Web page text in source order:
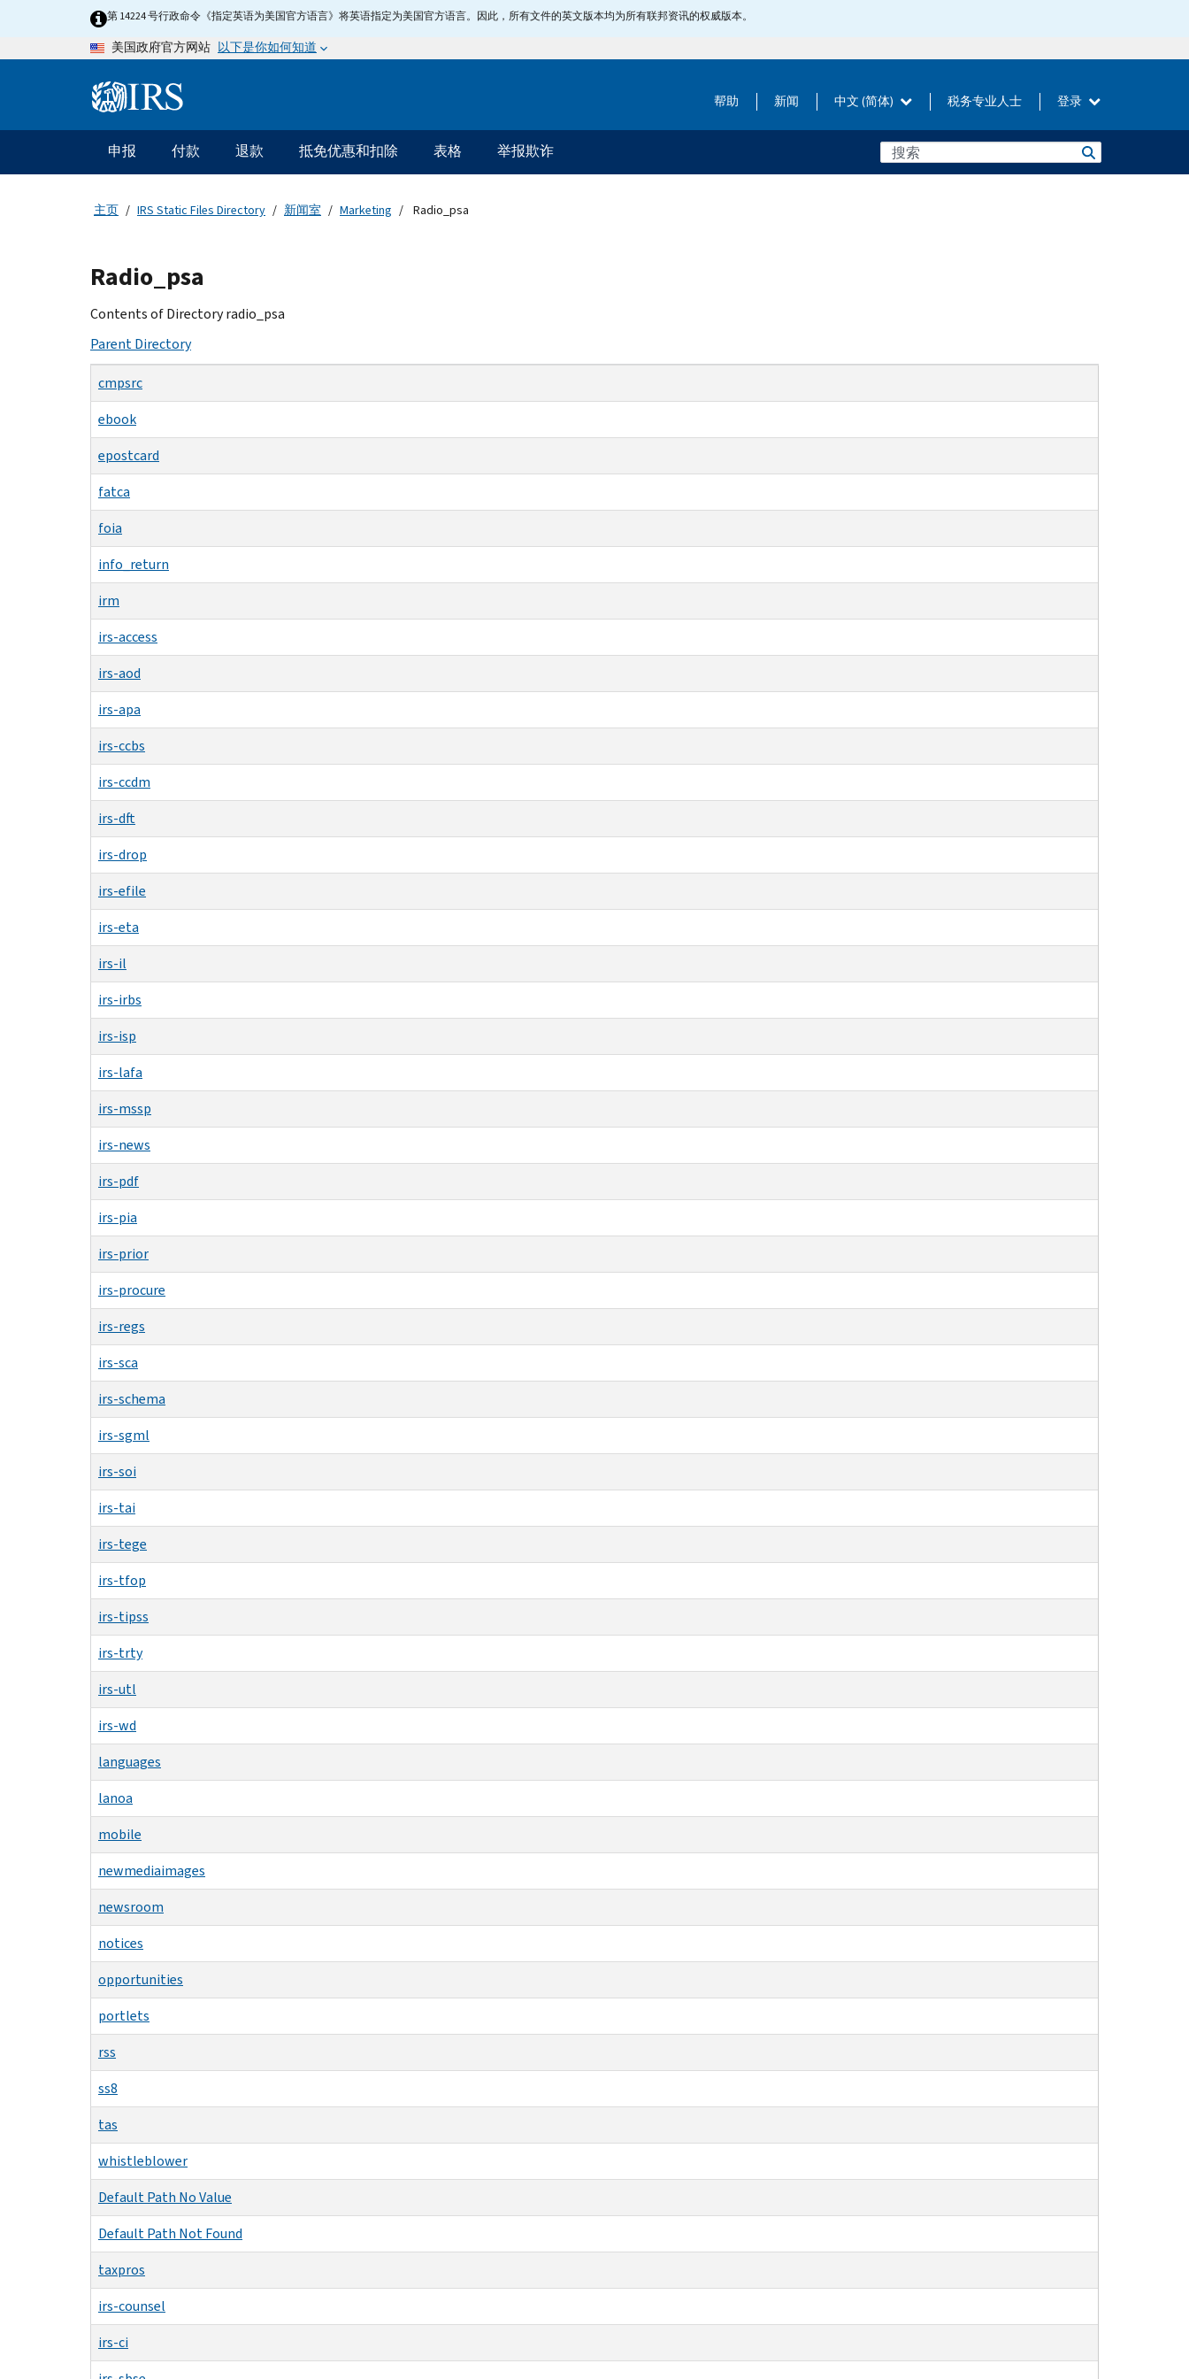
第 14224 号行政命令《指定英语为美国官方语言》将英语指定为美国官方语言。因此，所有文件的英文版本均为所有联邦资讯的权威版本。
美国政府官方网站 以下是你如何知道
Information 帮助 新闻 中文 (简体) 税务专业人士 登录
主
要
导
申报 付款 退款 抵免优惠和扣除 表格 举报欺诈
主页 IRS Static Files Directory 新闻室 Marketing Radio_psa
Beginning
of
main
Radio_psa
Contents of Directory radio_psa
Parent Directory
cmpsrc
ebook
epostcard
fatca
foia
info_return
irm
irs-access
irs-aod
irs-apa
irs-ccbs
irs-ccdm
irs-dft
irs-drop
irs-efile
irs-eta
irs-il
irs-irbs
irs-isp
irs-lafa
irs-mssp
irs-news
irs-pdf
irs-pia
irs-prior
irs-procure
irs-regs
irs-sca
irs-schema
irs-sgml
irs-soi
irs-tai
irs-tege
irs-tfop
irs-tipss
irs-trty
irs-utl
irs-wd
languages
lanoa
mobile
newmediaimages
newsroom
notices
opportunities
portlets
rss
ss8
tas
whistleblower
Default Path No Value
Default Path Not Found
taxpros
irs-counsel
irs-ci